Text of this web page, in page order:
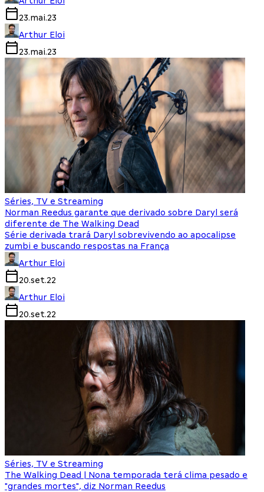
23.mai.23
Arthur Eloi
23.mai.23
Séries, TV e Streaming
Norman Reedus garante que derivado sobre Daryl será
diferente de The Walking Dead
Série derivada trará Daryl sobrevivendo ao apocalipse
zumbi e buscando respostas na França
Arthur Eloi
20.set.22
Arthur Eloi
20.set.22
Séries, TV e Streaming
The Walking Dead | Nona temporada terá clima pesado e
"grandes mortes", diz Norman Reedus